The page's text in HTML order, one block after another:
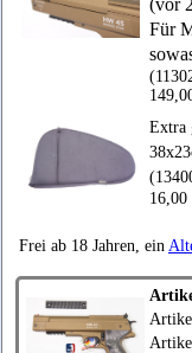
(vor
Für
Extra
Frei ab 18 Jahren, ein